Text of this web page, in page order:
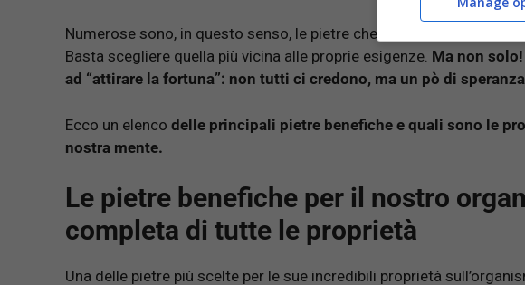
Numerose sono, in questo senso, le pietre che possono aiutare a
Basta scegliere quella più vicina alle proprie esigenze. Ma non
ad “attirare la fortuna”: non tutti ci credono, ma un pò di
Ecco un elenco delle principali pietre benefiche e quali sono le
nostra mente.
Le pietre benefiche per il nostro
completa di tutte le proprietà
Una delle pietre più scelte per le sue incredibili proprietà